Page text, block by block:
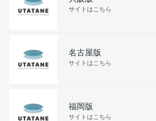
サイトはこちら
名古屋版
サイトはこちら
福岡版
サイトはこちら